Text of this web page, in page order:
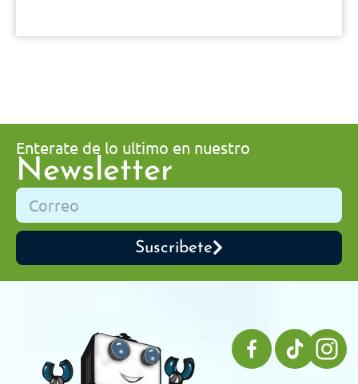
Enterate de lo ultimo en nuestro
Newsletter
Suscribete